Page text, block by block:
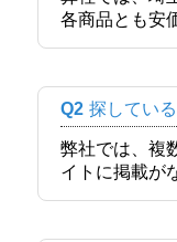
各商品とも安
Q2 探してい
弊社では、複
イトに掲載が